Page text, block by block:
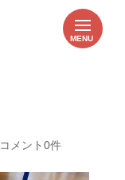
コメント0件